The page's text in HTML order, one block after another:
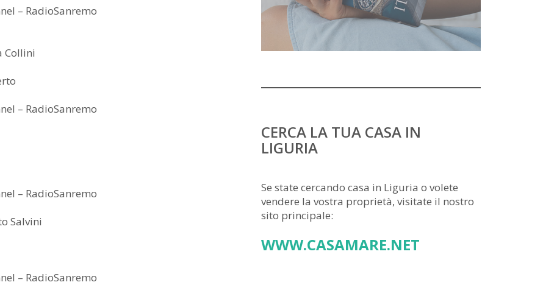
– RadioSanremo
Collini
– RadioSanremo
– RadioSanremo
Salvini
– RadioSanremo
CERCA LA TUA CASA IN
LIGURIA
Se state cercando casa in Liguria o volete
vendere la vostra proprietà, visitate il nostro
sito principale:
WWW.CASAMARE.NET